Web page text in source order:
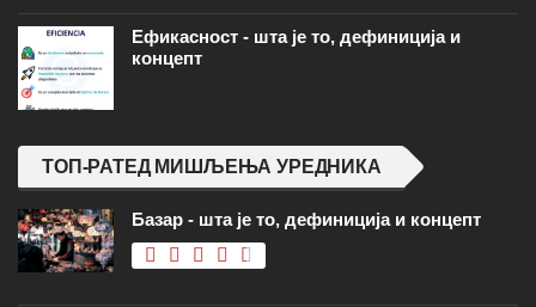
Ефикасност - шта је то, дефиниција и
концепт
ТОП-РАТЕД МИШЉЕЊА УРЕДНИКА
Базар - шта је то, дефиниција и концепт